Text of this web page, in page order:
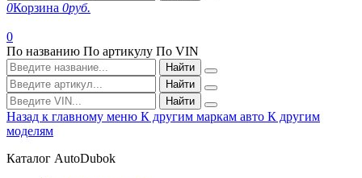
0Корзина 0руб.
0
По названию По артикулу По VIN
Найти
Найти
Найти
Назад к главному меню К другим маркам авто К другим
моделям
Каталог AutoDubok